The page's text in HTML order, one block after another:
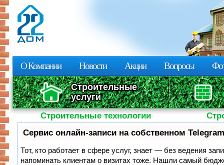
Строительные
услуги
О Компании Новости Акции Вопросы
Строительные технологии
Сервис онлайн-записи на собственном
Тот, кто работает в сфере услуг, знает — без ведения
напоминать клиентам о визитах тоже. Нашли самый